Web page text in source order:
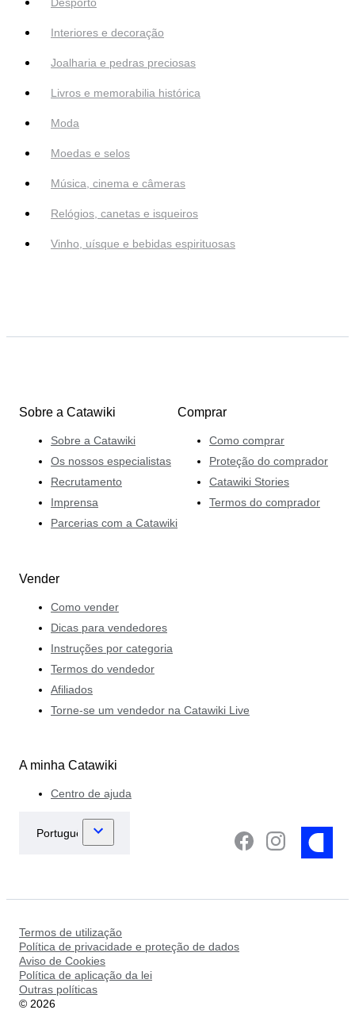
Interiores e decoração
Joalharia e pedras preciosas
Livros e memorabilia histórica
Moda
Moedas e selos
Música, cinema e câmeras
Relógios, canetas e isqueiros
Vinho, uísque e bebidas espirituosas
Sobre a Catawiki
Sobre a Catawiki
Os nossos especialistas
Recrutamento
Imprensa
Parcerias com a Catawiki
Comprar
Como comprar
Proteção do comprador
Catawiki Stories
Termos do comprador
Vender
Como vender
Dicas para vendedores
Instruções por categoria
Termos do vendedor
Afiliados
Torne-se um vendedor na Catawiki Live
A minha Catawiki
Centro de ajuda
Termos de utilização
Política de privacidade e proteção de dados
Aviso de Cookies
Política de aplicação da lei
Outras políticas
© 2026